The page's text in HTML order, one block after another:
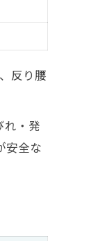
反り腰
れ・発
安全な